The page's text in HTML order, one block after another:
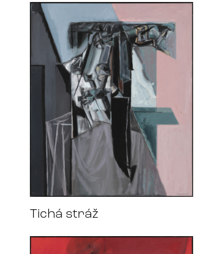
Tichá stráž